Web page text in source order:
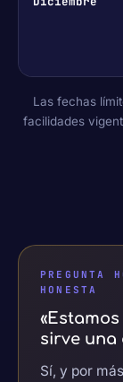
Las fechas
facilidades
PREGUNTA
HONESTA
sirve una
Sí, y por